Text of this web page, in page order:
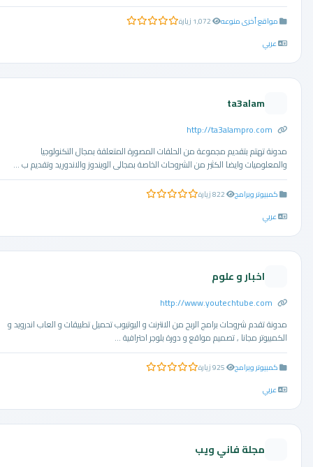
مواقع أخرى منوعه 1,072 زيارة 0.0 من 5 نجوم
عربي
ta3alam
http://ta3alampro.com
مدونة تهتم بتقديم مجموعة من الحلقات المصورة المتعلقة بمجال التكنولوجيا
والمعلوميات وايضا الكثير من الشروحات الخاصة بمجالى الويندوز والاندوريد وتقديم ب ...
كمبيوتر وبرامج 822 زيارة 0.0 من 5 نجوم
عربي
اخبار و علوم
http://www.youtechtube.com
مدونة تقدم شروحات برامج الربح من الانترنت و اليوتيوب تحميل تطبيقات و العاب اندرويد و
الكمبيوتر مجانا , تصميم مواقع و دورة بلوجر احترافية ...
كمبيوتر وبرامج 925 زيارة 0.0 من 5 نجوم
عربي
مجلة فاني ويب